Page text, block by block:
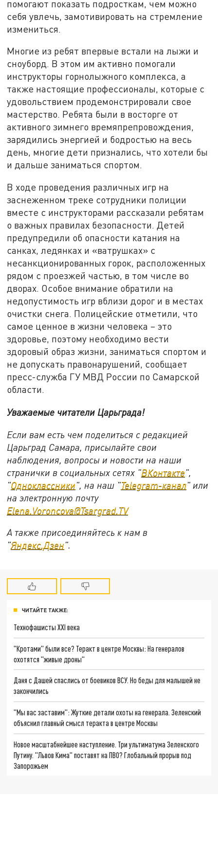
помогают показать подросткам, чем можно
себя увлечь, замотивировать на стремление
измениться.
Многие из ребят впервые встали на лыжи и
сноуборд. В этом им активно помогали
инструкторы горнолыжного комплекса, а
также настоящие профессионалы, которые с
удовольствием продемонстрировали свое
мастерство. Ребята были в восторге от
активного зимнего времяпрепровождения,
зарядились энергией и бодростью на весь
день, многие дети признались, что хотели бы
и дальше заниматься спортом.
В ходе проведения различных игр на
заснеженном треке сотрудники полиции
вместе с инструкторами рассказали ребятам
о важных правилах безопасности. Детей
предупредили об опасности катания на
санках, ледянках и «ватрушках» с
несанкционированных горок, расположенных
рядом с проезжей частью, в том числе во
дворах. Особое внимание обратили на
недопустимость игр вблизи дорог и в местах
очистки снега. Полицейские отметили, что
самое ценное в жизни человека – это
здоровье, поэтому необходимо вести
здоровый образ жизни, заниматься спортом и
не допускать правонарушений, сообщает
пресс-служба ГУ МВД России по Самарской
области.
Уважаемые читатели Царьграда!
Если вам есть чем поделиться с редакцией
Царьград Самара, присылайте свои
наблюдения, вопросы и новости на наши
странички в социальных сетях "ВКонтакте",
"Одноклассники", на наш "Telegram-канал" или
на электронную почту
Elena.Voroncova@Tsargrad.TV
А также присоединяйтесь к нам в
"Яндекс.Дзен".
ЧИТАЙТЕ ТАКЖЕ:
Технофашисты XXI века
"Кротами" были все? Теракт в центре Москвы: На генералов
охотятся "живые дроны"
Даня с Дашей спаслись от боевиков ВСУ. Но беды для малышей не
закончились
"Мы вас заставим": Жуткие детали охоты на генерала. Зеленский
объяснил главный смысл теракта в центре Москвы
Новое масштабнейшее наступление. Три ультиматума Зеленского
Путину. "Львов Кима" поставят на ПВО? Глобальный прорыв под
Запорожьем